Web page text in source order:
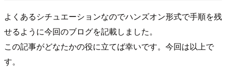
よくあるシチュエーションなのでハンズオン形式で手順を残
せるように今回のブログを記載しました。
この記事がどなたかの役に立てば幸いです。今回は以上で
す。